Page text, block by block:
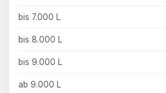
bis 7.000 L
bis 8.000 L
bis 9.000 L
ab 9.000 L